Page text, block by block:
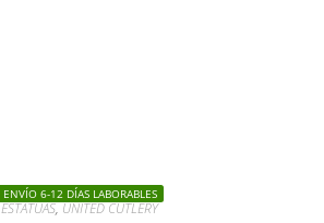
ENVÍO 6-12 DÍAS LABORABLES
ESTATUAS,UNITED CUTLERY